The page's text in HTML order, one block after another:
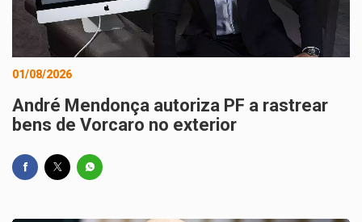
01/08/2026
André Mendonça autoriza PF a rastrear
bens de Vorcaro no exterior